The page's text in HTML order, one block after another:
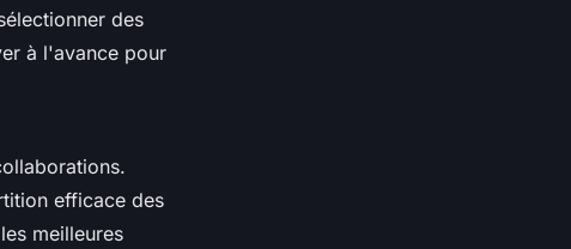
des
à l'avance pour
efficace des
meilleures